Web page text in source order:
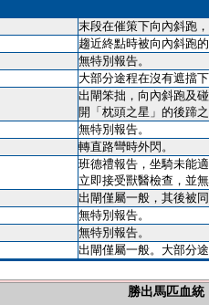
末段在催策下向內斜跑
趨近終點時被向內斜跑
無特別報告。
大部分途程在沒有遮擋
出閘笨拙，向內斜跑及
開「枕頭之星」的後蹄
無特別報告。
轉直路彎時外閃。
班德禮報告，坐騎未能
立即接受獸醫檢查，並
出閘僅屬一般，其後被
無特別報告。
無特別報告。
出閘僅屬一般。大部分
勝出馬匹血統